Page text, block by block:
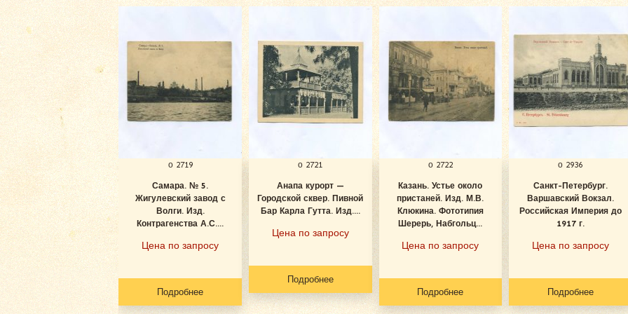
о 2719
Самара. № 5.
Жигулевский завод с
Волги. Изд.
Контрагенства А.С....
Цена по запросу
Подробнее
о 2721
Анапа курорт —
Городской сквер. Пивной
Бар Карла Гутта. Изд....
Цена по запросу
Подробнее
о 2722
Казань. Устье около
пристаней. Изд. М.В.
Клюкина. Фототипия
Шерерь, Набгольц...
Цена по запросу
Подробнее
о 2936
Санкт-Петербург.
Варшавский Вокзал.
Российская Империя до
1917 г.
Цена по запросу
Подробнее